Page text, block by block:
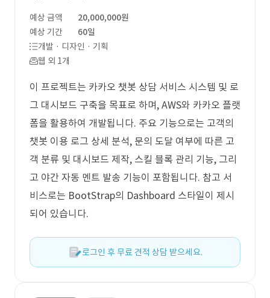
예상 금액
20,000,000원
예상 기간
60일
개발 · 디자인 · 기획
웹 외 1개
이 프로젝트는 카카오 챗봇 상담 서비스 시스템 및 로
그 대시보드 구축을 목표로 하며, AWS와 카카오 플랫
폼을 활용하여 개발됩니다. 주요 기능으로는 고객의
챗봇 이용 로그 상세 분석, 문의 도달 여부에 따른 고
객 분류 및 대시보드 제작, 스킬 블록 관리 기능, 그리
고 야간 자동 멘트 발송 기능이 포함됩니다. 참고 서
비스로는 BootStrap의 Dashboard 스타일이 제시
되어 있습니다.
로그인 후 무료 견적 상담 받으세요.